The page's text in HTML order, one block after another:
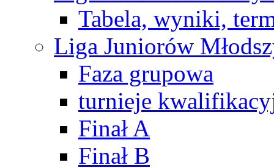
Tabela, wyniki,
Liga Juniorów
Faza grupowa
turnieje
Finał A
Finał B